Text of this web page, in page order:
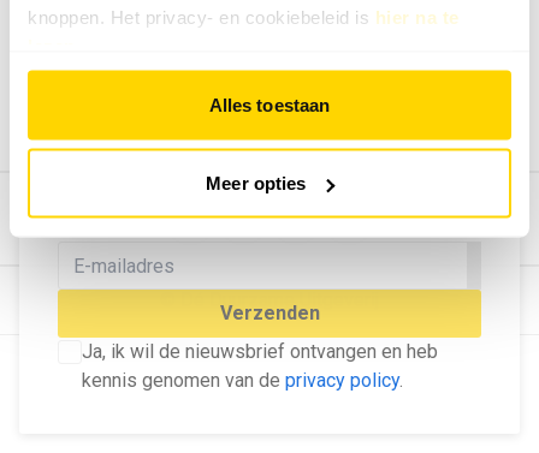
knoppen. Het privacy- en cookiebeleid is hier na te
Alles toestaan
Meer opties
MELD U AAN VOOR ONZE
NIEUWSBRIEF
Blijf op de hoogte van het laatste nieuws!
Verzenden
Ja, ik wil de nieuwsbrief ontvangen en heb
kennis genomen van de privacy policy.
Tip de redactie
Bekijk hier de mogelijkheden.
© Dé Duurzame Uitgeverij